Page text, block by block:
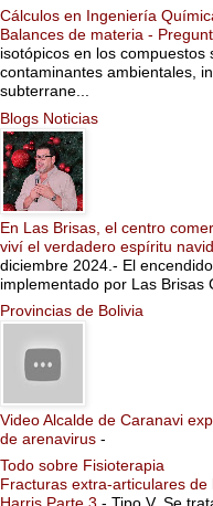
Cálculos en Ingeniería
Balances de materia -
isotópicos en los
contaminantes ambientales,
subterrane...
Blogs Noticias
En Las Brisas, el centro
viví el verdadero espíritu
diciembre 2024.- El
implementado por Las Brisas
Provincias de Bolivia
Video Alcalde de Caranavi
de arenavirus -
Todo sobre Fisioterapia
Fracturas extra-articulares